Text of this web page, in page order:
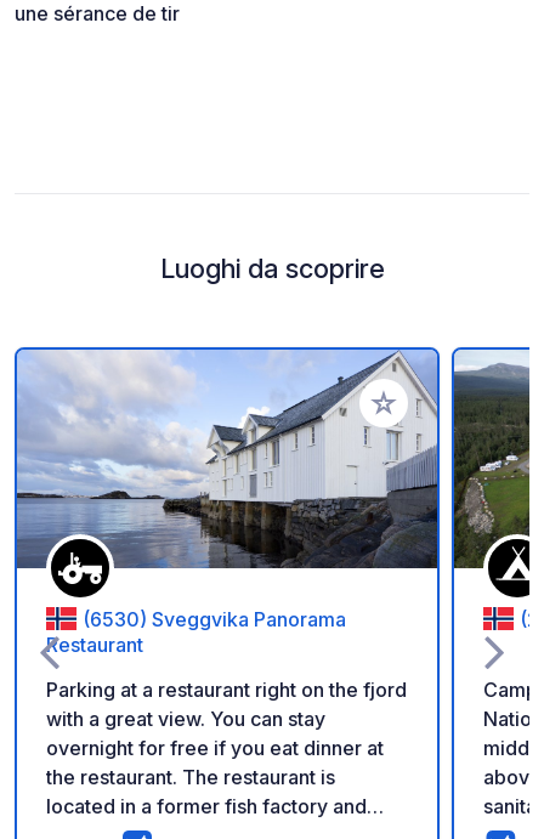
une sérance de tir
Luoghi da scoprire
Aggiungi ai tuoi
(6530) Sveggvika Panorama
Restaurant
Parking at a restaurant right on the fjord
with a great view. You can stay
overnight for free if you eat dinner at
the restaurant. The restaurant is
located in a former fish factory and